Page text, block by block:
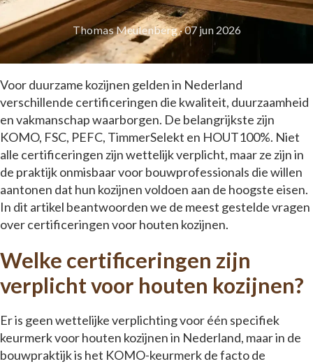
Thomas Meulenberg·07 jun 2026
Voor duurzame kozijnen gelden in Nederland
verschillende certificeringen die kwaliteit, duurzaamheid
en vakmanschap waarborgen. De belangrijkste zijn
KOMO, FSC, PEFC, TimmerSelekt en HOUT100%. Niet
alle certificeringen zijn wettelijk verplicht, maar ze zijn in
de praktijk onmisbaar voor bouwprofessionals die willen
aantonen dat hun kozijnen voldoen aan de hoogste eisen.
In dit artikel beantwoorden we de meest gestelde vragen
over certificeringen voor houten kozijnen.
Welke certificeringen zijn
verplicht voor houten kozijnen?
Er is geen wettelijke verplichting voor één specifiek
keurmerk voor houten kozijnen in Nederland, maar in de
bouwpraktijk is het KOMO-keurmerk de facto de